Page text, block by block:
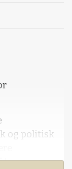
og politisk
en